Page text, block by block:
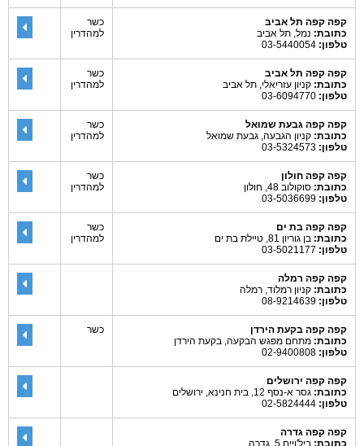
קפה קפה תל אביב
כתובת: נמל, תל אביב
טלפון:
כשר
למהדרין
קפה קפה תל אביב
כתובת: קניון עזריאלי, תל אביב
טלפון:
כשר
למהדרין
קפה קפה גבעת שמואל
כתובת: קניון הגבעה, גבעת שמואל
טלפון:
כשר
למהדרין
קפה קפה חולון
כתובת: סוקולוב 48, חולון
טלפון:
כשר
למהדרין
קפה קפה בת ים
כתובת: בן גוריון 81, טיילת בת ים
טלפון:
כשר
למהדרין
קפה קפה רמלה
כתובת: קניון רמלוד, רמלה
טלפון:
קפה קפה בקעת הירדן
כתובת: מתחם מפגש הבקעה, בקעת הירדן
טלפון:
כשר
קפה קפה ירושלים
כתובת: גסר א-נסף 12, בית חנינא, ירושלים
טלפון:
קפה קפה גדרה
כתובת: ביל'ויים 5, גדרה